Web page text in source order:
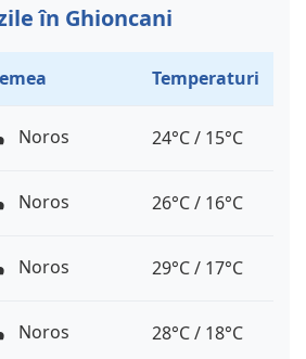
în Ghioncani
Temperaturi
Noros 24°C / 15°C
Noros 26°C / 16°C
Noros 29°C / 17°C
Noros 28°C / 18°C